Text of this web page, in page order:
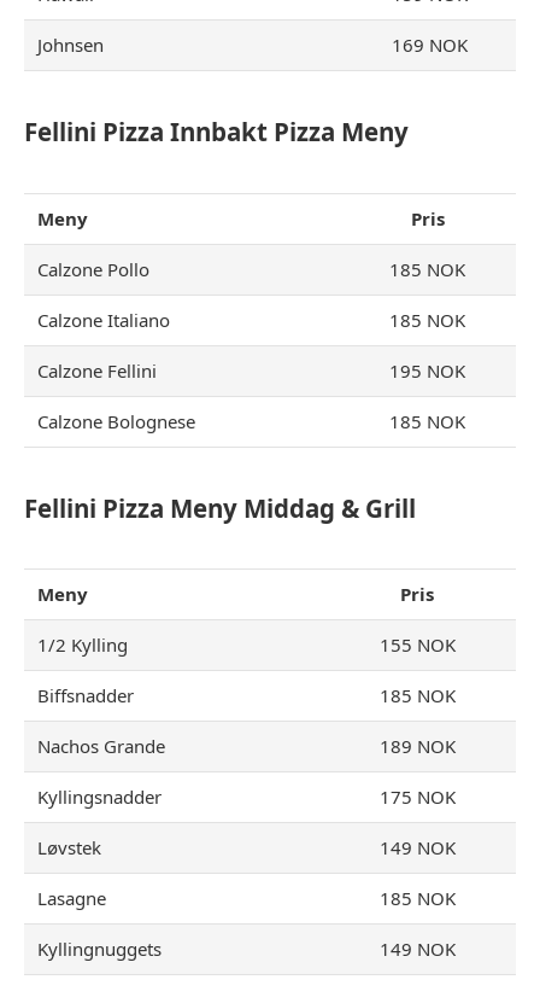
Johnsen 169 NOK
Fellini Pizza Innbakt Pizza Meny
Meny Pris
Calzone Pollo 185 NOK
Calzone Italiano 185 NOK
Calzone Fellini 195 NOK
Calzone Bolognese 185 NOK
Fellini Pizza Meny Middag & Grill
Meny Pris
1/2 Kylling 155 NOK
Biffsnadder 185 NOK
Nachos Grande 189 NOK
Kyllingsnadder 175 NOK
Løvstek 149 NOK
Lasagne 185 NOK
Kyllingnuggets 149 NOK